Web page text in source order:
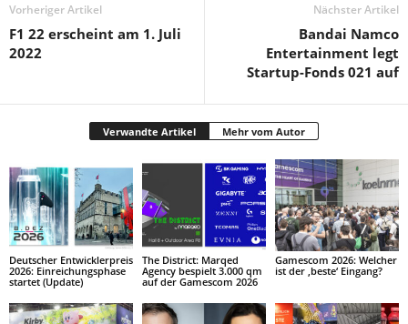
Vorheriger Artikel
F1 22 erscheint am 1. Juli
2022
Nächster Artikel
Bandai Namco
Entertainment legt
Startup-Fonds 021 auf
Verwandte Artikel Mehr vom Autor
Deutscher Entwicklerpreis
2026: Einreichungsphase
startet (Update)
The District: Marqed
Agency bespielt 3.000 qm
auf der Gamescom 2026
Gamescom 2026: Welcher
ist der ‚beste‘ Eingang?